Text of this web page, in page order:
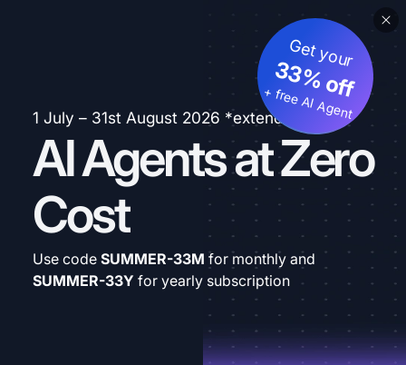
1 July – 31st August 2026 *extended
AI Agents at Zero
Cost
Get your
33% off
+ free AI Agent
Use code SUMMER-33M for monthly and
SUMMER-33Y for yearly subscription